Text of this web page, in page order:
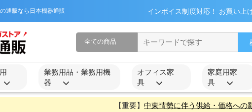
通販なら日本機器通販 インボイス制度対応！ お買い上
業務用品・業務用機
器
オフィス家
具
家庭用家
具
【重要】 中東情勢に伴う供給・価格への